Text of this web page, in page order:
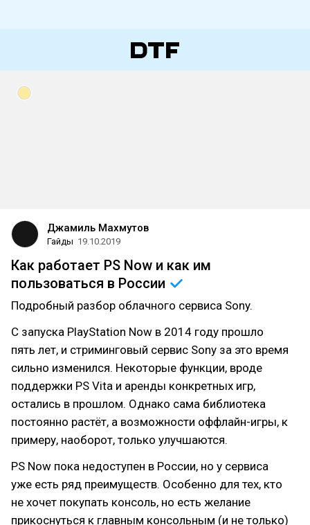
Джамиль Махмутов
Гайды 19.10.2019
Как работает PS Now и как им
пользоваться в России
Подробный разбор облачного сервиса Sony.
С запуска PlayStation Now в 2014 году прошло
пять лет, и стриминговый сервис Sony за это время
сильно изменился. Некоторые функции, вроде
поддержки PS Vita и аренды конкретных игр,
остались в прошлом. Однако сама библиотека
постоянно растёт, а возможности оффлайн-игры, к
примеру, наоборот, только улучшаются.
PS Now пока недоступен в России, но у сервиса
уже есть ряд преимуществ. Особенно для тех, кто
не хочет покупать консоль, но есть желание
прикоснуться к главным консольным (и не только)